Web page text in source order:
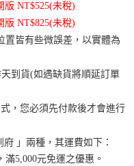
版 NT$525(未稅)
版 NT$825(未稅)
置皆有些微誤差，以實體為
到貨(如遇缺貨將順延訂單
，您必須先付款後才會進行
」兩種，其運費如下：
5,000元免運之優惠。